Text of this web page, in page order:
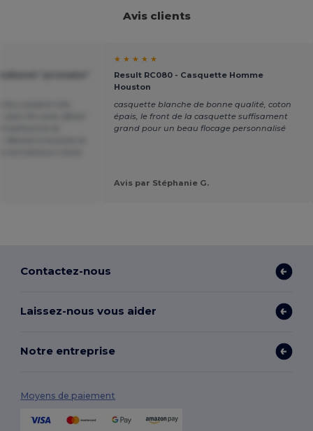
Avis clients
★ ★ ★ ★ ★
Result RC080 - Casquette Homme
Houston
casquette blanche de bonne qualité, coton
épais, le front de la casquette suffisament
grand pour un beau flocage personnalisé
Avis par Stéphanie G.
Contactez-nous
Laissez-nous vous aider
Notre entreprise
Moyens de paiement